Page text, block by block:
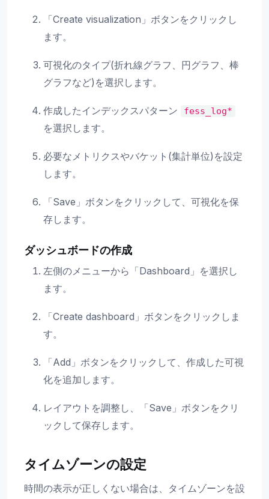
「Create visualization」ボタンをクリックし
ます。
可視化のタイプ(折れ線グラフ、円グラフ、棒
グラフなど)を選択します。
作成したインデックスパターン fess_log*
を選択します。
必要なメトリクスやバケット(集計単位)を設定
します。
「Save」ボタンをクリックして、可視化を保
存します。
ダッシュボードの作成
左側のメニューから「Dashboard」を選択し
ます。
「Create dashboard」ボタンをクリックしま
す。
「Add」ボタンをクリックして、作成した可視
化を追加します。
レイアウトを調整し、「Save」ボタンをクリ
ックして保存します。
タイムゾーンの設定
時間の表示が正しくない場合は、タイムゾーンを設